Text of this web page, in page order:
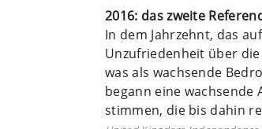
2016: das zweite
In dem Jahrzehnt, das
Unzufriedenheit über
was als wachsende
begann eine wachsende
stimmen, die bis dahin